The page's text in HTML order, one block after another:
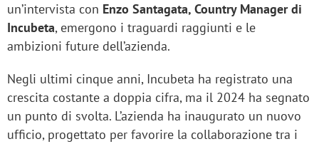
un’intervista con Enzo Santagata, Country Manager di
Incubeta, emergono i traguardi raggiunti e le
ambizioni future dell’azienda.
Negli ultimi cinque anni, Incubeta ha registrato una
crescita costante a doppia cifra, ma il 2024 ha segnato
un punto di svolta. L’azienda ha inaugurato un nuovo
ufficio, progettato per favorire la collaborazione tra i